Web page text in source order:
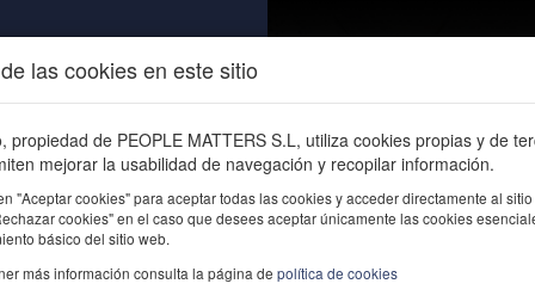
ÚNETE CONTACTO
las cookies en este sitio
propiedad de PEOPLE MATTERS S.L, utiliza cookies propias y de
mejorar la usabilidad de navegación y recopilar información.
"Aceptar cookies" para aceptar todas las cookies y acceder directamente al
cookies" en el caso que desees aceptar únicamente las cookies
básico del sitio web.
más información consulta la página de política de cookies